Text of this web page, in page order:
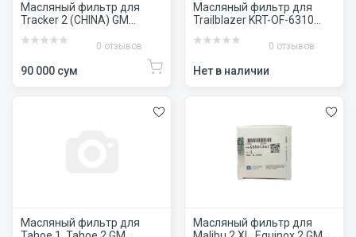
Масляный фильтр для
Tracker 2 (CHINA) GM
0 отзывов
90 000 сум
Масляный фильтр для
Trailblazer KRT-OF-6310
0 отзывов
Нет в наличии
Масляный фильтр для
Масляный фильтр для